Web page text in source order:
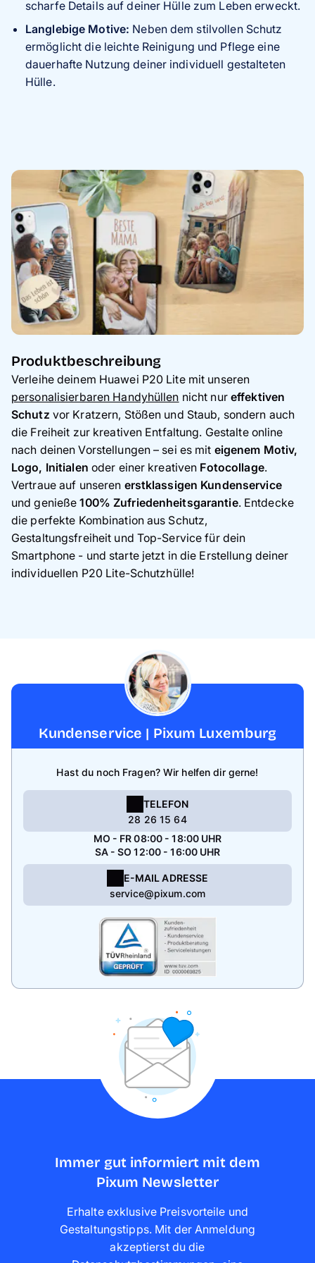
scharfe Details auf deiner Hülle zum Leben erweckt.
Langlebige Motive: Neben dem stilvollen Schutz
ermöglicht die leichte Reinigung und Pflege eine
dauerhafte Nutzung deiner individuell gestalteten
Hülle.
Produktbeschreibung
Verleihe deinem Huawei P20 Lite mit unseren
personalisierbaren Handyhüllen nicht nur effektiven
Schutz vor Kratzern, Stößen und Staub, sondern auch
die Freiheit zur kreativen Entfaltung. Gestalte online
nach deinen Vorstellungen – sei es mit eigenem Motiv,
Logo, Initialen oder einer kreativen Fotocollage.
Vertraue auf unseren erstklassigen Kundenservice
und genieße100% Zufriedenheitsgarantie. Entdecke
die perfekte Kombination aus Schutz,
Gestaltungsfreiheit und Top-Service für dein
Smartphone - und starte jetzt in die Erstellung deiner
individuellen P20 Lite-Schutzhülle!
Kundenservice | Pixum Luxemburg
Hast du noch Fragen? Wir helfen dir gerne!
TELEFON
28 26 15 64
MO - FR 08:00 - 18:00 UHR
SA - SO 12:00 - 16:00 UHR
E-MAIL ADRESSE
service@pixum.com
Immer gut informiert mit dem
Pixum Newsletter
Erhalte exklusive Preisvorteile und
Gestaltungstipps. Mit der Anmeldung
akzeptierst du die